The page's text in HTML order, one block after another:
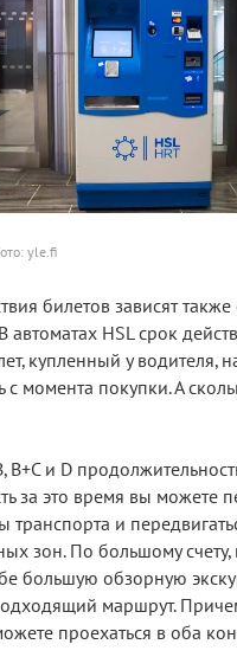
yle.fi
билетов зависят также
автоматах HSL срок
купленный у водителя,
с момента покупки. А
В+С и D
за это время вы можете
транспорта и
зон. По большому
большую обзорную
маршрут.
проехаться в оба